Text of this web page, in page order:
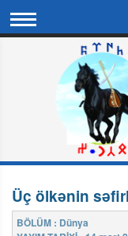
Üç ölkənin
BÖLÜM : Dünya